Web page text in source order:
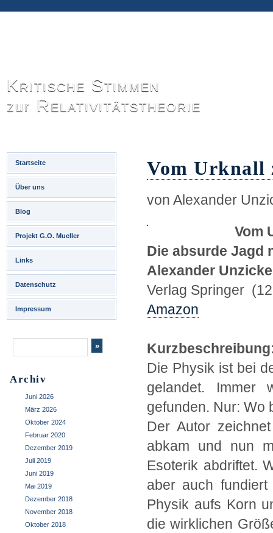
Kritische Stimmen
zur Relativitätstheorie
Startseite
Über uns
Blog
Projekt G.O. Mueller
Links
Datenschutz
Impressum
Archiv
Juni 2026
März 2026
Oktober 2024
Februar 2020
Dezember 2019
Juli 2019
Juni 2019
Mai 2019
Dezember 2018
November 2018
Oktober 2018
Vom Urknall
von Alexander
Vom
Die absurde Jagd
Alexander
Verlag Springer
Amazon
Die Physik ist bei
gelandet. Immer
gefunden. Nur: Wo
Der Autor
abkam und nun
Esoterik abdriftet.
aber auch
Physik aufs Korn
die wirklichen